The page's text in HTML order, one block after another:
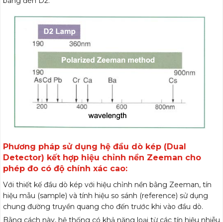
Phương pháp sử dụng hệ đầu dò kép (Dual
Detector) kết hợp hiệu chỉnh nền Zeeman cho
phép đo có độ chính xác cao:
Với thiết kế đầu dò kép với hiệu chỉnh nền bằng Zeeman, tín
hiệu mẫu (sample) và tính hiệu so sánh (reference) sử dụng
chung đường truyền quang cho đến trước khi vào đầu dò.
Bằng cách này, hệ thống có khả năng loại từ các tín hiệu nhiễu